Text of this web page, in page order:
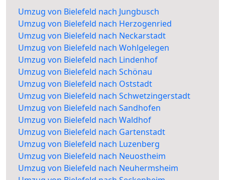
Umzug von Bielefeld nach Jungbusch
Umzug von Bielefeld nach Herzogenried
Umzug von Bielefeld nach Neckarstadt
Umzug von Bielefeld nach Wohlgelegen
Umzug von Bielefeld nach Lindenhof
Umzug von Bielefeld nach Schönau
Umzug von Bielefeld nach Oststadt
Umzug von Bielefeld nach Schwetzingerstadt
Umzug von Bielefeld nach Sandhofen
Umzug von Bielefeld nach Waldhof
Umzug von Bielefeld nach Gartenstadt
Umzug von Bielefeld nach Luzenberg
Umzug von Bielefeld nach Neuostheim
Umzug von Bielefeld nach Neuhermsheim